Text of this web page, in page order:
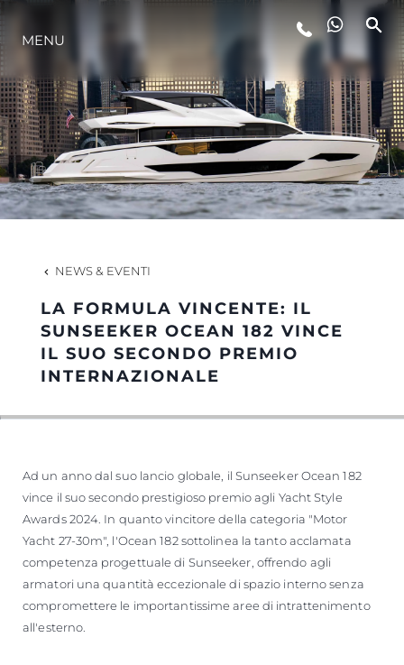
LIFESTYLE
INNOVAZIONE
L'AZIENDA
HERITAGE
MENU
NEWS & EVENTI
LA FORMULA VINCENTE: IL
SUNSEEKER OCEAN 182 VINCE
IL SUO SECONDO PREMIO
INTERNAZIONALE
Ad un anno dal suo lancio globale, il Sunseeker Ocean 182
vince il suo secondo prestigioso premio agli Yacht Style
Awards 2024. In quanto vincitore della categoria "Motor
Yacht 27-30m", l'Ocean 182 sottolinea la tanto acclamata
competenza progettuale di Sunseeker, offrendo agli
armatori una quantità eccezionale di spazio interno senza
compromettere le importantissime aree di intrattenimento
all'esterno.